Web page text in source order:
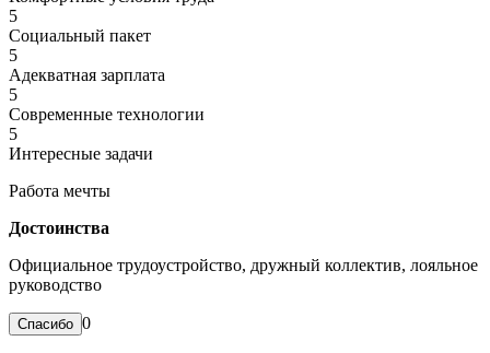
5
Социальный пакет
5
Адекватная зарплата
5
Современные технологии
5
Интересные задачи
Работа мечты
Достоинства
Официальное трудоустройство, дружный коллектив, лояльное
руководство
0